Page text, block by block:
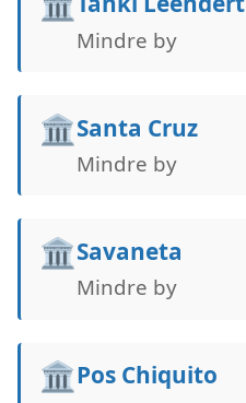
Mindre by
🏛️Santa Cruz
Mindre by
🏛️Savaneta
Mindre by
🏛️Pos Chiquito